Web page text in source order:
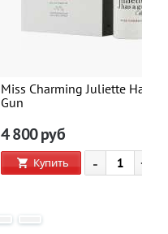
Miss Charming Juliette Has A
Gun
4 800руб
Купить - +